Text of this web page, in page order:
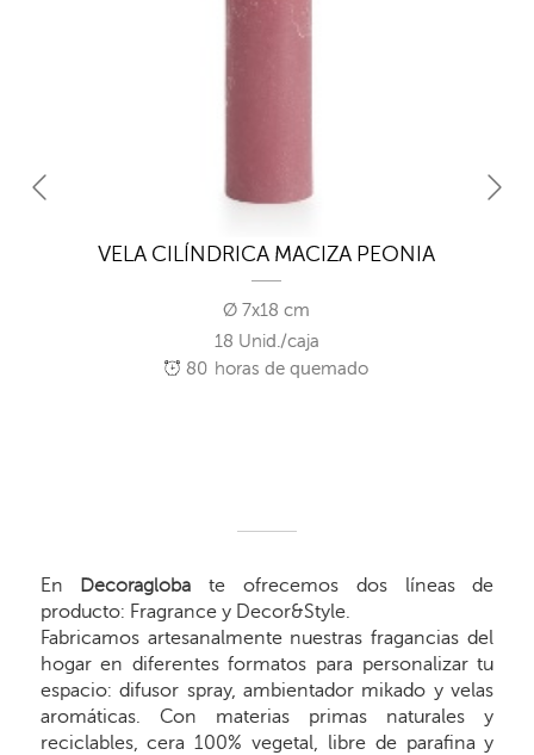
VELA CILÍNDRICA MACIZA PEONIA
Ø 7x18 cm
18 Unid./caja
80 horas de quemado
En Decoragloba te ofrecemos dos líneas de
producto: Fragrance y Decor&Style.
Fabricamos artesanalmente nuestras fragancias del
hogar en diferentes formatos para personalizar tu
espacio: difusor spray, ambientador mikado y velas
aromáticas. Con materias primas naturales y
reciclables, cera 100% vegetal, libre de parafina y